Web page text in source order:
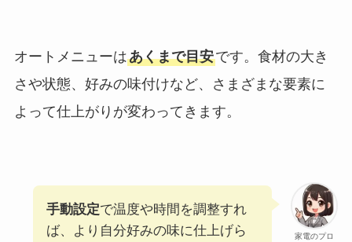
オートメニューはあくまで目安です。食材の大き
さや状態、好みの味付けなど、さまざまな要素に
よって仕上がりが変わってきます。
家電のプロ
手動設定で温度や時間を調整すれ
ば、より自分好みの味に仕上げら